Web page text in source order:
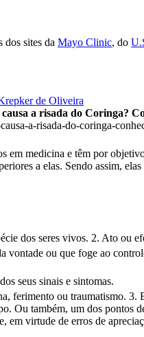
dos sites da Mayo Clinic, do
de Oliveira
a risada do Coringa?
a-risada-do-coringa-
medicina e têm por
a elas. Sendo assim,
dos seres vivos. 2. Ato ou
ou que foge ao
seus sinais e sintomas.
ferimento ou traumatismo.
Ou também, um dos
em virtude de erros de